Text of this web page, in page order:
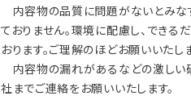
内容物の品質に問題がないとみ
ておりません。環境に配慮し、でき
おります。ご理解のほどお願いいたし
内容物の漏れがあるなどの激しい
社までご連絡をお願いいたします。